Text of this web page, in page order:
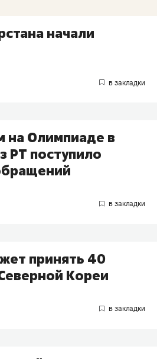
начали
на Олимпиаде в
РТ поступило
принять 40
Кореи